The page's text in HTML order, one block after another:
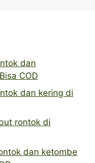
dan
COD
dan kering di
rontok di
dan ketombe